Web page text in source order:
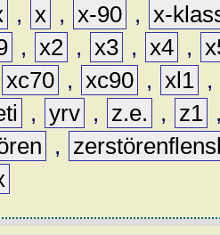
, x , x-90 , x-
, x2 , x3 , x4 ,
xc70 , xc90 , xl1 ,
, yrv , z.e. , z1
,